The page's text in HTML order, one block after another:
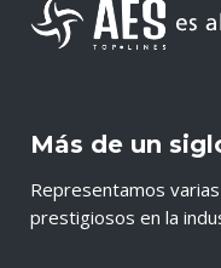
Más de un
Representamos
prestigiosos en la